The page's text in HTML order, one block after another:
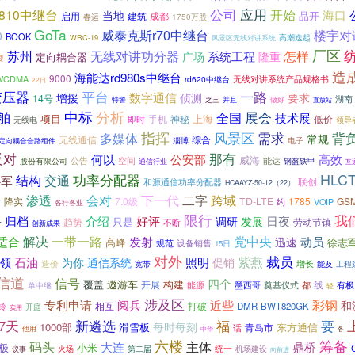
中继台 启用 春运 当地 建筑 成都 1750万股 公司 应用 开始 品开 海口
BOOK GoTa WRC-19 威泰克斯r70中继台 风景区无线对讲系统 高潮迭起 楼宇
苏州 定向耦合器 无线对讲功分器 广场 系统工程 隆重 怎样 厂区
22日 9000 海能达rd980s中继台 rd620中继台 无线对讲系统产品规格书 造
器 14号 增援 平台 特警 数字通信 侦测 之三 并且 一路 做好 要求 直放站 湖南
无线电 项目 中标分析 即时 手机 神秘 上海 全国 展会 技术展 低价 领导
向耦合合路组件 无线通信 多媒体指挥 淄博 综合 风景区 需求 电子 常规 背
股份有限公司 公告 何以 空间 通信行业 公安部 那有 威海 能达 钢盔铁甲 高效 互
结构 交通 功率分配器 和源通信功率分配器 HCAAYZ-50-12（22） 联创
降实 渗透 各行各业 会对 7.0级 下一代 二字 跨域 TD-LTE 约 1785 VOIP
归档 创新成果 趋势 介绍 只是 好评 不断 限行调研 发展 日夜 劳动节镇 我
合 解决一带一路 高峰 发射 规范 设备销售 15日 党中央 迅速 动员 徐志
石油 造价 为你 通信系统 宽带 对外 照明 促销 紫燕 裁员 增长 能及 工程
道 单中继 信号 覆盖 遨游车 开展 构建 能源 四个 墨西哥 奠基仪式 都 线 轻 有极
实用 开庭 专利申请 相互 阅兵涉及区 打破 近些 DMR-BWT820GK 彩钢 和
天 他用 1000部 新遴选 滑雪板 每时每刻 中华 福 话 青岛市 东方通信 要 各
议事 码头 火场 小米 大连 第二届 六楼 主体 统一 机场建设 向前进 鼎桥 筹备